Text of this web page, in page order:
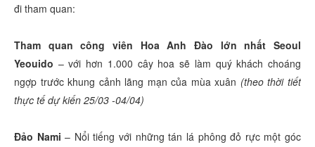
đi tham quan:
Tham quan công viên Hoa Anh Đào lớn nhất Seoul
Yeouido – với hơn 1.000 cây hoa sẽ làm quý khách choáng
ngợp trước khung cảnh lãng mạn của mùa xuân (theo thời tiết
thực tế dự kiến 25/03 -04/04)
Đảo Nami– Nổi tiếng với những tán lá phông đỏ rực một góc